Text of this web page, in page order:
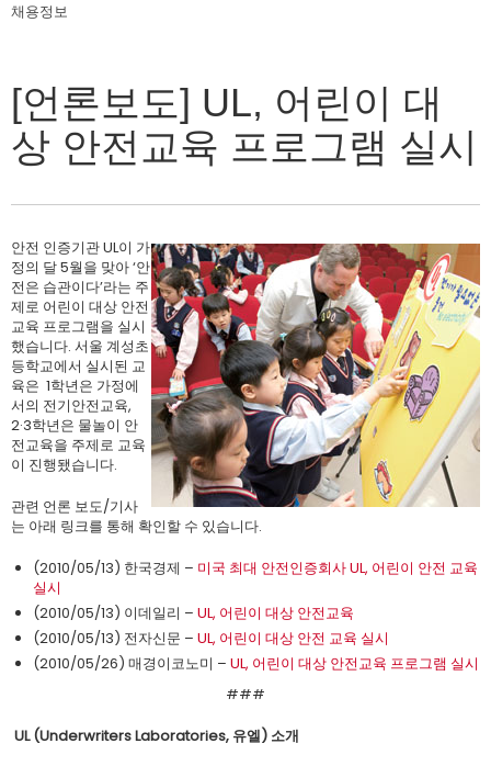
채용정보
[언론보도] UL, 어린이 대
상 안전교육 프로그램 실시
안전 인증기관 UL이 가
정의 달 5월을 맞아 ‘안
전은 습관이다’라는 주
제로 어린이 대상 안전
교육 프로그램을 실시
했습니다. 서울 계성초
등학교에서 실시된 교
육은 1학년은 가정에
서의 전기안전교육,
2·3학년은 물놀이 안
전교육을 주제로 교육
이 진행됐습니다.
관련 언론 보도/기사
는 아래 링크를 통해 확인할 수 있습니다.
(2010/05/13) 한국경제 – 미국 최대 안전인증회사 UL, 어린이 안전 교육
실시
(2010/05/13) 이데일리 – UL, 어린이 대상 안전교육
(2010/05/13) 전자신문 – UL, 어린이 대상 안전 교육 실시
(2010/05/26) 매경이코노미 – UL, 어린이 대상 안전교육 프로그램 실시
###
UL (Underwriters Laboratories, 유엘) 소개